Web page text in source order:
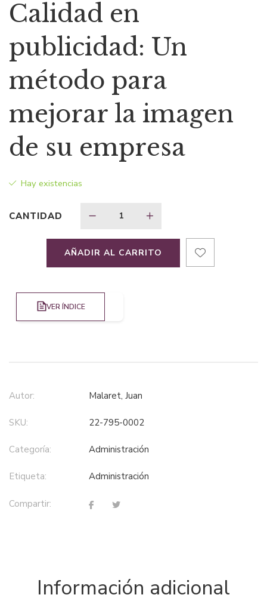
original
era:
$41,08.
actual
es:
$28,76.
Calidad en
publicidad: Un
método para
mejorar la imagen
de su empresa
Hay existencias
CANTIDAD
AÑADIR AL CARRITO
VER ÍNDICE
Autor: Malaret, Juan
SKU: 22-795-0002
Categoría: administración
Etiqueta: administración
Compartir:
Información adicional